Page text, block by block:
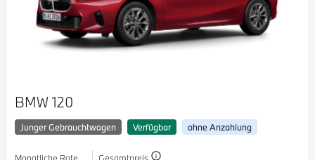
BMW 120
Junger Gebrauchtwagen Verfügbar ohne Anzahlung